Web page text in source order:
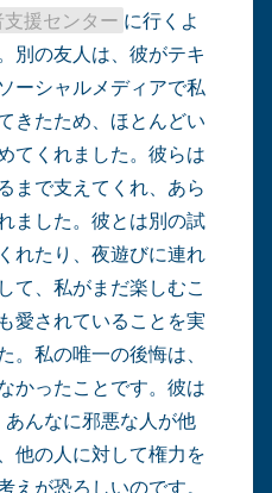
援センター に行くよ
別の友人は、彼がテキ
ーシャルメディアで私
きたため、ほとんどい
てくれました。彼らは
まで支えてくれ、あら
ました。彼とは別の試
れたり、夜遊びに連れ
て、私がまだ楽しむこ
愛されていることを実
。私の唯一の後悔は、
かったことです。彼は
あんなに邪悪な人が他
他の人に対して権力を
えが恐ろしいのです。